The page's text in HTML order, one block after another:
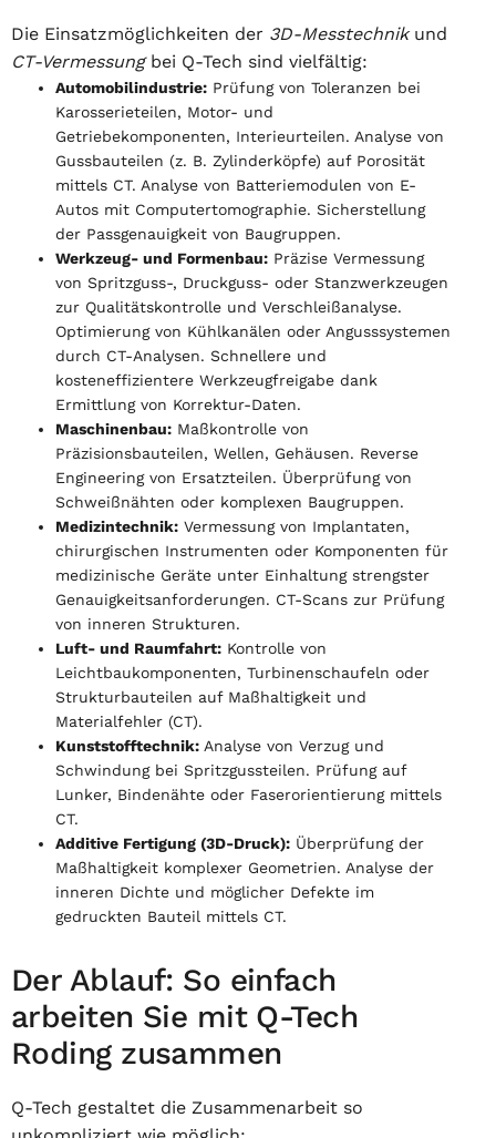
Die Einsatzmöglichkeiten der 3D-Messtechnikund
CT-Vermessungbei Q-Tech sind vielfältig:
Automobilindustrie: Prüfung von Toleranzen bei
Karosserieteilen, Motor- und
Getriebekomponenten, Interieurteilen. Analyse von
Gussbauteilen (z. B. Zylinderköpfe) auf Porosität
mittels CT. Analyse von Batteriemodulen von E-
Autos mit Computertomographie. Sicherstellung
der Passgenauigkeit von Baugruppen.
Werkzeug- und Formenbau: Präzise Vermessung
von Spritzguss-, Druckguss- oder Stanzwerkzeugen
zur Qualitätskontrolle und Verschleißanalyse.
Optimierung von Kühlkanälen oder Angusssystemen
durch CT-Analysen. Schnellere und
kosteneffizientere Werkzeugfreigabe dank
Ermittlung von Korrektur-Daten.
Maschinenbau: Maßkontrolle von
Präzisionsbauteilen, Wellen, Gehäusen. Reverse
Engineering von Ersatzteilen. Überprüfung von
Schweißnähten oder komplexen Baugruppen.
Medizintechnik: Vermessung von Implantaten,
chirurgischen Instrumenten oder Komponenten für
medizinische Geräte unter Einhaltung strengster
Genauigkeitsanforderungen. CT-Scans zur Prüfung
von inneren Strukturen.
Luft- und Raumfahrt: Kontrolle von
Leichtbaukomponenten, Turbinenschaufeln oder
Strukturbauteilen auf Maßhaltigkeit und
Materialfehler (CT).
Kunststofftechnik: Analyse von Verzug und
Schwindung bei Spritzgussteilen. Prüfung auf
Lunker, Bindenähte oder Faserorientierung mittels
CT.
Additive Fertigung (3D-Druck): Überprüfung der
Maßhaltigkeit komplexer Geometrien. Analyse der
inneren Dichte und möglicher Defekte im
gedruckten Bauteil mittels CT.
Der Ablauf: So einfach
arbeiten Sie mit Q-Tech
Roding zusammen
Q-Tech gestaltet die Zusammenarbeit so